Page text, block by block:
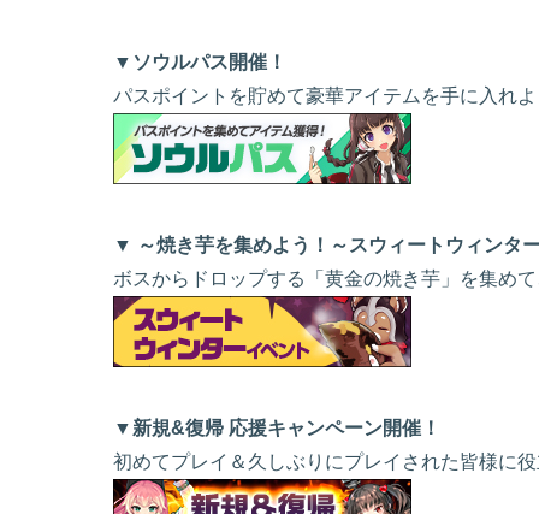
▼ソウルパス開催！
パスポイントを貯めて豪華アイテムを手に入れ
▼ ～焼き芋を集めよう！～スウィートウィンタ
ボスからドロップする「黄金の焼き芋」を集め
▼新規&復帰 応援キャンペーン開催！
初めてプレイ＆久しぶりにプレイされた皆様に